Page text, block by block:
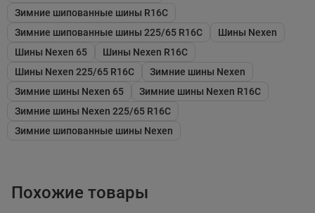
индексах: Q (160 км/ч), R (170 км/ч) и T (190 км/ч).
Корейские инженеры применили комбинацию
технических решений, которая заставила протектор
работать эффективно:
граней обеспечивает уверенную тягу на
Зимние шипованные шины R16C
Зимние шипованные шины 225/65 R16C
Шины Nexen
Шины Nexen 65
Шины Nexen R16C
Шины Nexen 225/65 R16C
Зимние шины Nexen
Зимние шины Nexen 65
Зимние шины Nexen R16C
Зимние шины Nexen 225/65 R16C
Зимние шипованные шины Nexen
Похожие товары